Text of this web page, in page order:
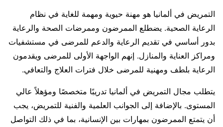
التمريض في ألمانيا هو مهنة حيوية ومهمة للغاية في نظام
الرعاية الصحية. يضطلع الممرضون وممرضات الصحة والرعاية
بدور أساسي في تقديم الرعاية والدعم للمرضى في مستشفيات
ومراكز العناية والمنازل. إنهم الواجهة الأولى للمرضى ويقدمون
الرعاية بلطف ومهنية للمرضى خلال فترات العلاج والتعافي.
يتطلب مجال التمريض في ألمانيا تدريبًا متخصصًا ومؤهلاً عالي
المستوى. بالإضافة إلى الجوانب العلمية والفنية للتمريض، يجب
أن يتمتع الممرضون بمهارات بين الإنسانية، بما في ذلك التواصل